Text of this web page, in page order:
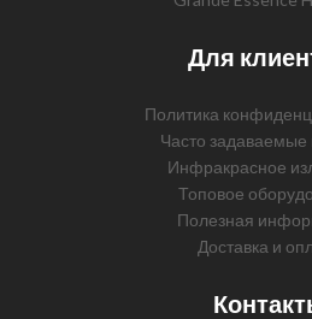
Для
Политика
Часто задаваемые
Инфракрасное
Топовое
Полезная
Доставка и